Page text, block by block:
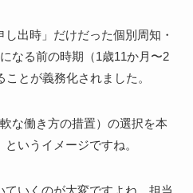
出時」だけだった個別周知・
なる前の時期 （1歳11か月〜2
とが義務化されました。
な働き方の措置）の選択を本
いうイメージですね。